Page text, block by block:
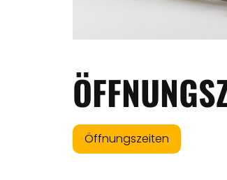
Öffnungszeiten